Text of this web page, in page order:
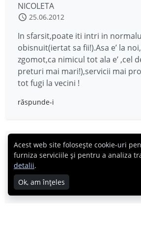
NICOLETA
25.06.2012
In sfarsit,poate iti intri in
obisnuit(iertat sa fii!).Asa e’ la
zgomot,ca nimicul tot ala e’ ,cel
preturi mai mari!),servicii mai
tot fugi la vecini !
răspunde-i
CostinC.info
25.06.2012
Păi cum altfel? Boxe cât mai
mulţi… Sau cel puţin aşa au unii
Acest web site folosește cookie-uri
furniza serviciile și pentru a analiza
detalii.
Ok, am înțeles